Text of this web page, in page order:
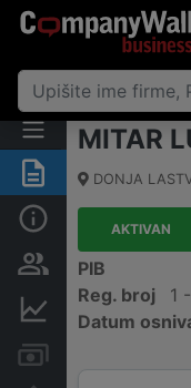
Sažetak
Osobe i
Finansijski podaci
MITAR
DONJA
AKTIVAN
PIB
Reg. broj
1
Datum